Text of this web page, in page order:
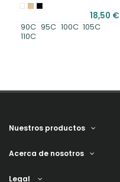
18,50 €
90C 95C 100C 105C
110C
Nuestros productos
Acerca de nosotros
Legal